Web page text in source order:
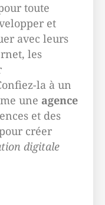
toute
et
avec leurs
les
la à un
une agence
et des
créer
digitale